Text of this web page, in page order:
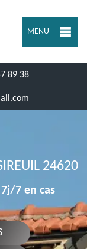
MENU
89 38
24620
7 en cas